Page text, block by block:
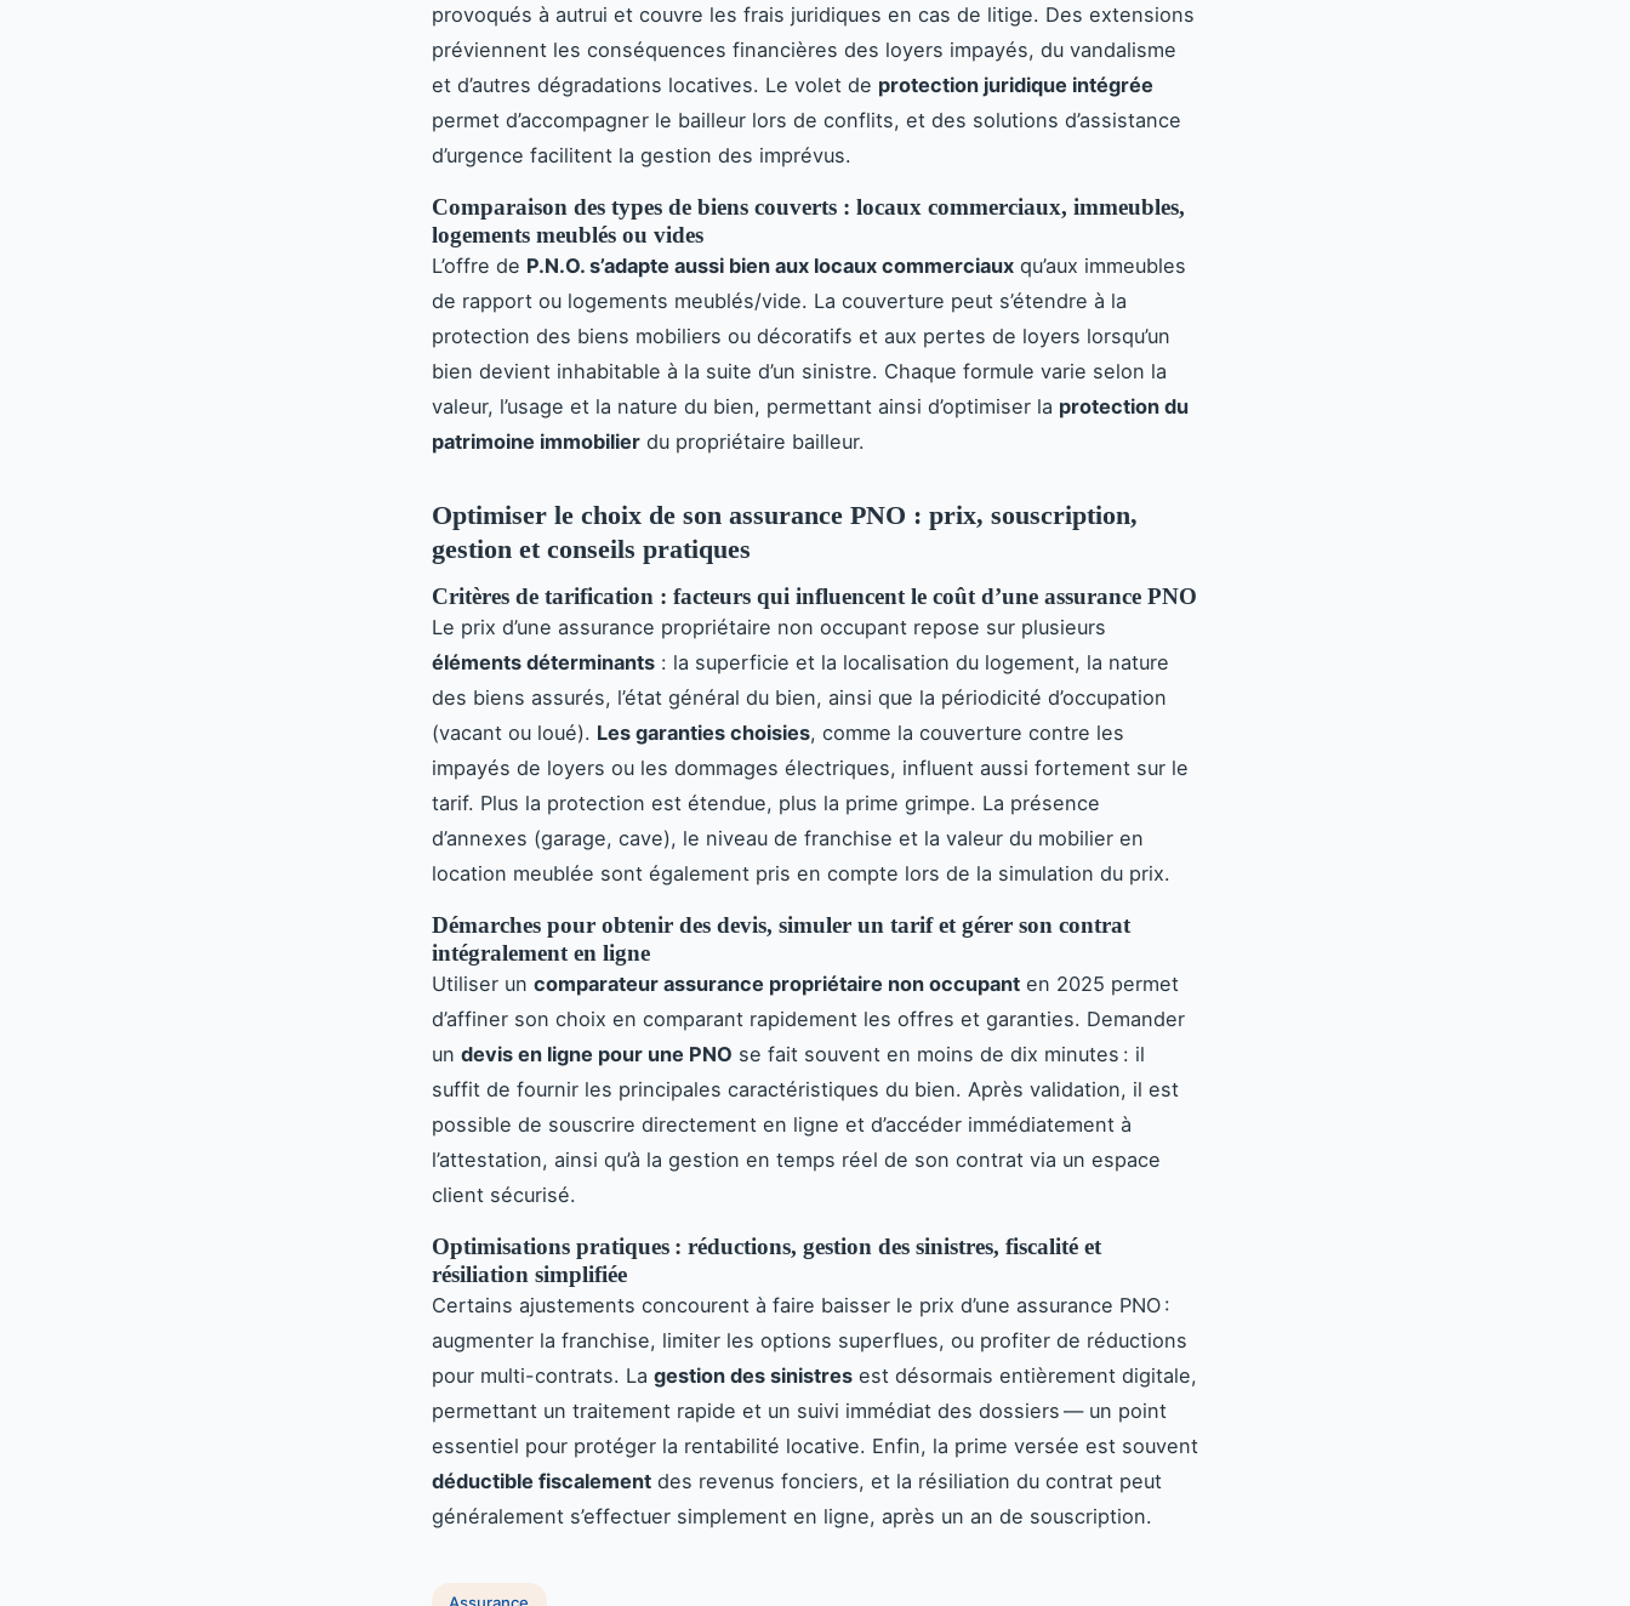
provoqués à autrui et couvre les frais juridiques en cas de litige. Des extensions
préviennent les conséquences financières des loyers impayés, du vandalisme
et d’autres dégradations locatives. Le volet de protection juridique intégrée
permet d’accompagner le bailleur lors de conflits, et des solutions d’assistance
d’urgence facilitent la gestion des imprévus.
Comparaison des types de biens couverts : locaux commerciaux, immeubles,
logements meublés ou vides
L’offre de P.N.O. s’adapte aussi bien aux locaux commerciaux qu’aux immeubles
de rapport ou logements meublés/vide. La couverture peut s’étendre à la
protection des biens mobiliers ou décoratifs et aux pertes de loyers lorsqu’un
bien devient inhabitable à la suite d’un sinistre. Chaque formule varie selon la
valeur, l’usage et la nature du bien, permettant ainsi d’optimiser la protection du
patrimoine immobilier du propriétaire bailleur.
Optimiser le choix de son assurance PNO : prix, souscription,
gestion et conseils pratiques
Critères de tarification : facteurs qui influencent le coût d’une assurance PNO
Le prix d’une assurance propriétaire non occupant repose sur plusieurs
éléments déterminants : la superficie et la localisation du logement, la nature
des biens assurés, l’état général du bien, ainsi que la périodicité d’occupation
(vacant ou loué). Les garanties choisies, comme la couverture contre les
impayés de loyers ou les dommages électriques, influent aussi fortement sur le
tarif. Plus la protection est étendue, plus la prime grimpe. La présence
d’annexes (garage, cave), le niveau de franchise et la valeur du mobilier en
location meublée sont également pris en compte lors de la simulation du prix.
Démarches pour obtenir des devis, simuler un tarif et gérer son contrat
intégralement en ligne
Utiliser un comparateur assurance propriétaire non occupant en 2025 permet
d’affiner son choix en comparant rapidement les offres et garanties. Demander
un devis en ligne pour une PNO se fait souvent en moins de dix minutes : il
suffit de fournir les principales caractéristiques du bien. Après validation, il est
possible de souscrire directement en ligne et d’accéder immédiatement à
l’attestation, ainsi qu’à la gestion en temps réel de son contrat via un espace
client sécurisé.
Optimisations pratiques : réductions, gestion des sinistres, fiscalité et
résiliation simplifiée
Certains ajustements concourent à faire baisser le prix d’une assurance PNO :
augmenter la franchise, limiter les options superflues, ou profiter de réductions
pour multi-contrats. La gestion des sinistres est désormais entièrement digitale,
permettant un traitement rapide et un suivi immédiat des dossiers — un point
essentiel pour protéger la rentabilité locative. Enfin, la prime versée est souvent
déductible fiscalement des revenus fonciers, et la résiliation du contrat peut
généralement s’effectuer simplement en ligne, après un an de souscription.
Assurance